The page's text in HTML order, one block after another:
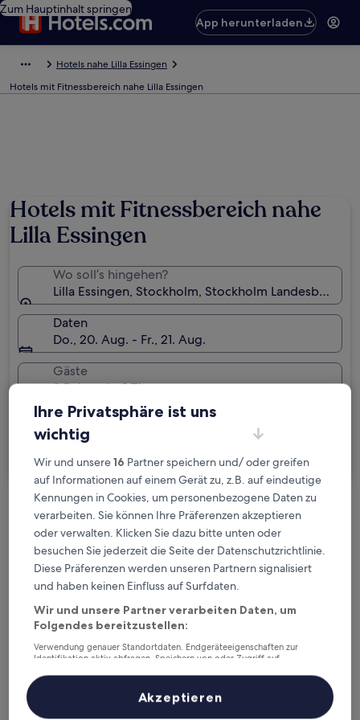
Zum Hauptinhalt springen
App herunterladen
Hotels nahe Lilla Essingen
Hotels mit Fitnessbereich nahe Lilla Essingen
Hotels mit Fitnessbereich nahe
Lilla Essingen
Wo soll’s hingehen?
Lilla Essingen, Stockholm, Stockholm Landesbezirk,
Daten
Do., 20. Aug. - Fr., 21. Aug.
Gäste
2 Reisende, 1 Zimmer
Ich reise geschäftlich
Kostenlose Stornierung bei
Planänderungen
Verdiene Prämien für jede
wahrgenommene Übernachtung
Mehr sparen mit Preisen für Mitglieder
Überprüfe die Preise für diese Daten
Ihre Privatsphäre ist uns
wichtig
Wir und unsere16 Partner speichern und/ oder greifen
auf Informationen auf einem Gerät zu, z.B. auf eindeutige
Kennungen in Cookies, um personenbezogene Daten zu
verarbeiten. Sie können Ihre Präferenzen akzeptieren
oder verwalten. Klicken Sie dazu bitte unten oder
besuchen Sie jederzeit die Seite der Datenschutzrichtlinie.
Diese Präferenzen werden unseren Partnern signalisiert
und haben keinen Einfluss auf Surfdaten.
Wir und unsere Partner verarbeiten Daten, um
Folgendes bereitzustellen:
Verwendung genauer Standortdaten. Endgeräteeigenschaften zur
Identifikation aktiv abfragen. Speichern von oder Zugriff auf
Inhalte, Messung von Werbeleistung und der Performance von Inhalten,
Zielgruppenforschung sowie Entwicklung und Verbesserung von
Akzeptieren